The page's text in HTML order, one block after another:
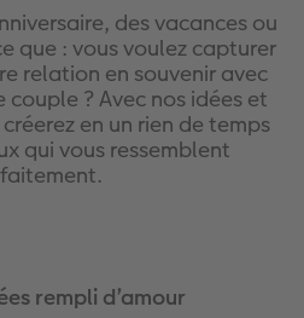
Carré
A5 Paysage
Petit Carré
lin ou cuir
voyage
carrés
rétro
plexi
carton mousse
Prestige
en bois
personnalisée
PHOTO E.Leclerc
avec rabat
en ligne
avec photo détachable
des vacances ou
que : vous voulez capturer
relation en souvenir avec
? Avec nos idées et
en un rien de temps
qui vous ressemblent
rempli d’amour